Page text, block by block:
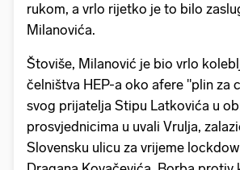
rukom, a vrlo rijetko je to bilo
Milanovića.
Štoviše, Milanović je bio vrlo
čelništva HEP-a oko afere "plin za
svog prijatelja Stipu Latkovića u
prosvjednicima u uvali Vrulja,
Slovensku ulicu za vrijeme